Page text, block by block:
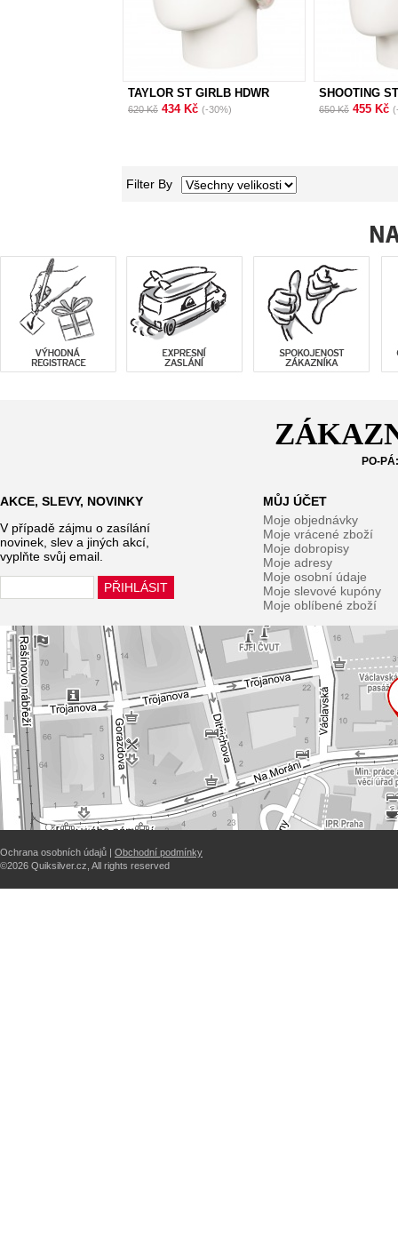
TAYLOR ST GIRLB HDWR
MJL0
620 Kč 434 Kč (-30%)
SHOOTING
BEANIE
650 Kč 455 Kč
Filter By
PO-
AKCE, SLEVY, NOVINKY
V případě zájmu o zasílání
novinek, slev a jiných akcí,
vyplňte svůj email.
MŮJ ÚČET
Moje objednávky
Moje vrácené zboží
Moje dobropisy
Moje adresy
Moje osobní údaje
Moje slevové kupóny
Moje oblíbené zboží
Ochrana osobních údajů | Obchodní podmínky
©2026 Quiksilver.cz, All rights reserved